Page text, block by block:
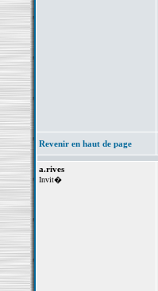
Revenir en haut de page
a.rives
Invit�